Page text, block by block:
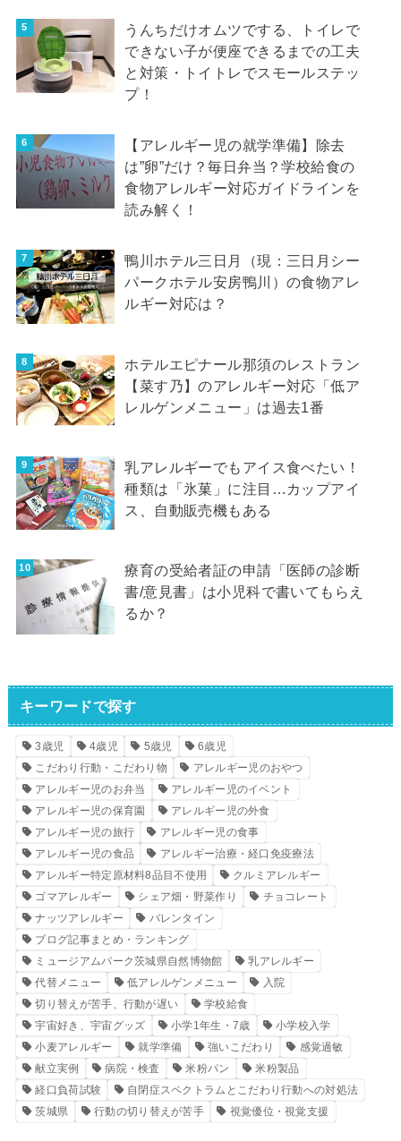
うんちだけオムツでする、トイレで
できない子が便座できるまでの工夫
と対策・トイトレでスモールステッ
プ！
【アレルギー児の就学準備】除去
は”卵”だけ？毎日弁当？学校給食の
食物アレルギー対応ガイドラインを
読み解く！
鴨川ホテル三日月（現：三日月シー
パークホテル安房鴨川）の食物アレ
ルギー対応は？
ホテルエピナール那須のレストラン
【菜す乃】のアレルギー対応「低ア
レルゲンメニュー」は過去1番
乳アレルギーでもアイス食べたい！
種類は「氷菓」に注目…カップアイ
ス、自動販売機もある
療育の受給者証の申請「医師の診断
書/意見書」は小児科で書いてもらえ
るか？
キーワードで探す
3歳児 4歳児 5歳児
6歳児
こだわり行動・こだわり物
アレルギー児のおやつ
アレルギー児のお弁当
アレルギー児のイベント
アレルギー児の保育園
アレルギー児の外食
アレルギー児の旅行
アレルギー児の食事
アレルギー児の食品
アレルギー治療・経口免疫療法
アレルギー特定原材料8品目不使用
クルミアレルギー
ゴマアレルギー
シェア畑・野菜作り
チョコレート
ナッツアレルギー
バレンタイン
ブログ記事まとめ・ランキング
ミュージアムパーク茨城県自然博物館
乳アレルギー
代替メニュー
低アレルゲンメニュー
入院
切り替えが苦手、行動が遅い
学校給食
宇宙好き、宇宙グッズ
小学1年生・7歳
小学校入学
小麦アレルギー
就学準備 強いこだわり
感覚過敏
献立実例
病院・検査 米粉パン
米粉製品
経口負荷試験
自閉症スペクトラムとこだわり行動への対処法
茨城県
行動の切り替えが苦手 視覚優位・視覚支援